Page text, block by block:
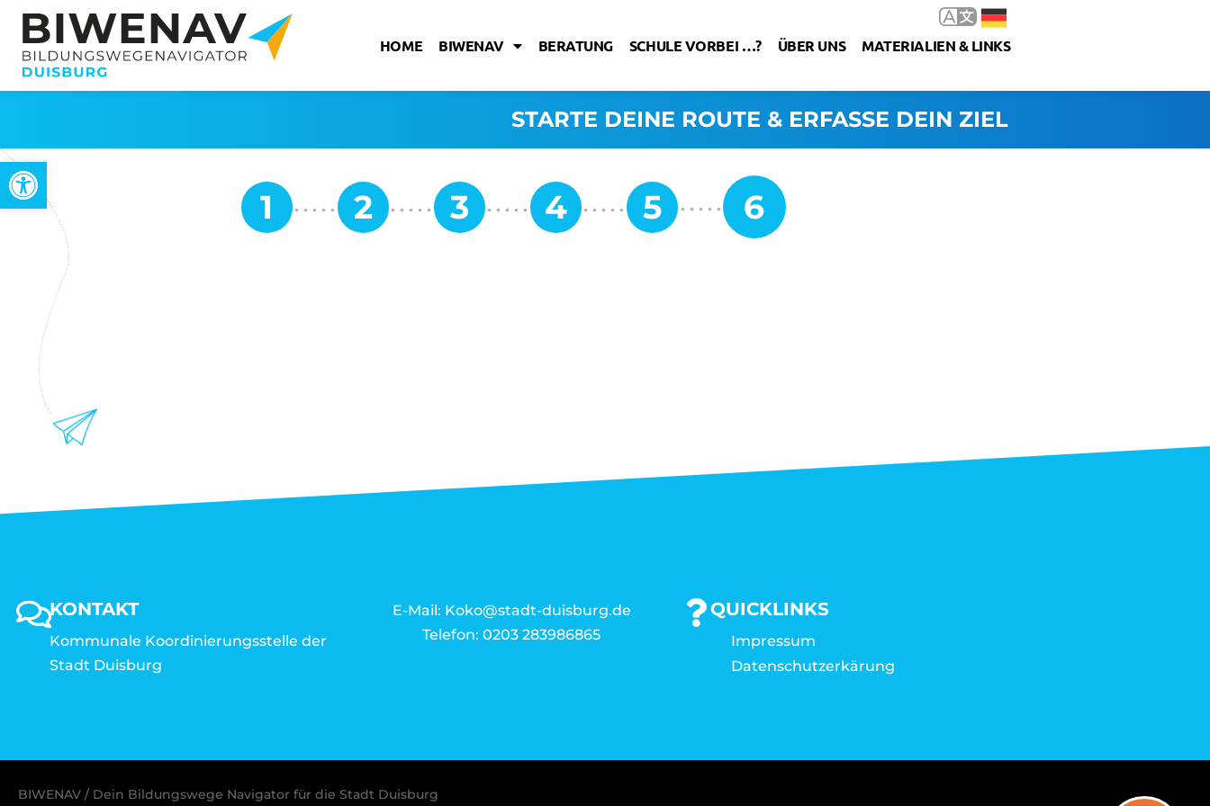
Werkzeugleiste öffnen
HOME BIWENAV BERATUNG SCHULE VORBEI …? ÜBER UNS MATERIALIEN & LINKS
STARTE DEINE ROUTE & ERFASSE DEIN ZIEL
KONTAKT
Kommunale Koordinierungsstelle der
Stadt Duisburg
E-Mail: Koko@stadt-duisburg.de
Telefon: 0203 283986865
QUICKLINKS
Impressum
Datenschutzerkärung
BIWENAV / Dein Bildungswege Navigator für die Stadt Duisburg